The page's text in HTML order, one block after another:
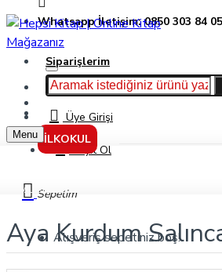
Whatsapp İletişim: 0850 303 84 05
Siparişlerim
Hakkımızda
İletişimÜye Girişi
Kayıt Ol
Sepetim
Alışveriş sepetiniz boş!
İLKOKUL
Menu
Aya Kurdum Salıncak - Fevzi Günenç - Özyürek
Aya Kurdum